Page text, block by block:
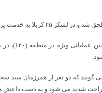
براى دومین بار
گویند که دو نفر از همرزمان سید
جراحت شدید مى شود و به دست